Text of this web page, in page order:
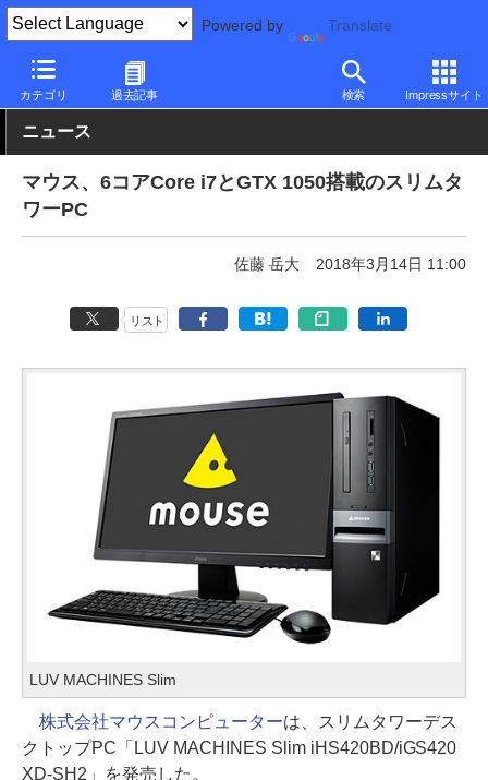
Powered by Translate
カテゴリ 過去記事 検索 Impressサイト
PC Watch パソコン/タブレット/スマートフォン デスクトップパ
ニュース
マウス、6コアCore i7とGTX 1050搭載のスリムタ
ワーPC
佐藤 岳大 2018年3月14日 11:00
リスト
LUV MACHINES Slim
株式会社マウスコンピューターは、スリムタワーデス
クトップPC「LUV MACHINES Slim iHS420BD/iGS420
XD-SH2」を発売した。